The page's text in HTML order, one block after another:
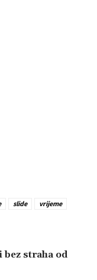
slide vrijeme
bez straha od